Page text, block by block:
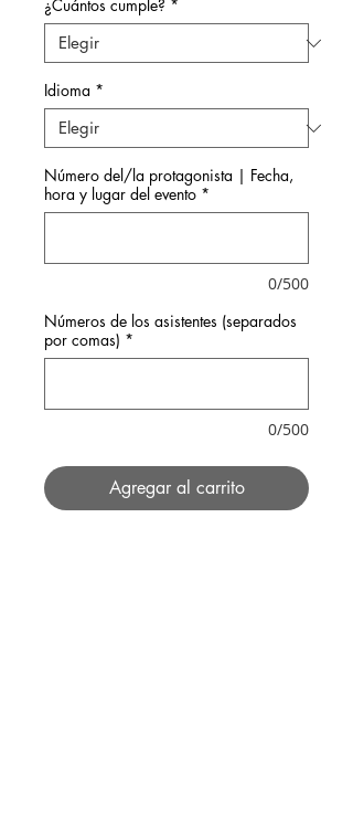
¿Cuántos cumple? *
Idioma *
Número del/la protagonista | Fecha,
hora y lugar del evento *
0/500
Números de los asistentes (separados
por comas) *
0/500
Agregar al carrito